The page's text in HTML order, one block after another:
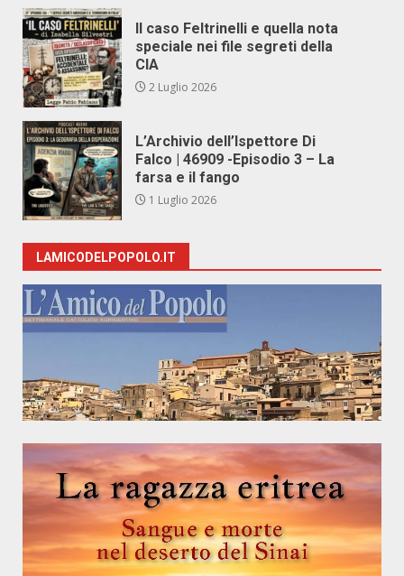
Il caso Feltrinelli e quella nota
speciale nei file segreti della
CIA
2 Luglio 2026
L’Archivio dell’Ispettore Di
Falco | 46909 -Episodio 3 – La
farsa e il fango
1 Luglio 2026
LAMICODELPOPOLO.IT